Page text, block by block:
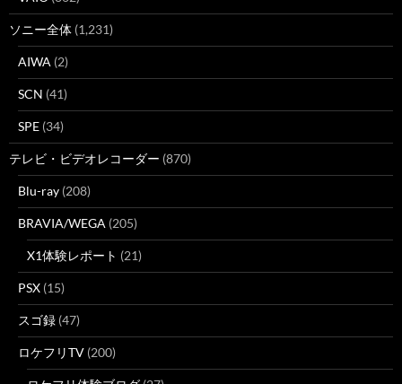
ソニー全体 (1,231)
AIWA (2)
SCN (41)
SPE (34)
テレビ・ビデオレコーダー (870)
Blu-ray (208)
BRAVIA/WEGA (205)
X1体験レポート (21)
PSX (15)
スゴ録 (47)
ロケフリTV (200)